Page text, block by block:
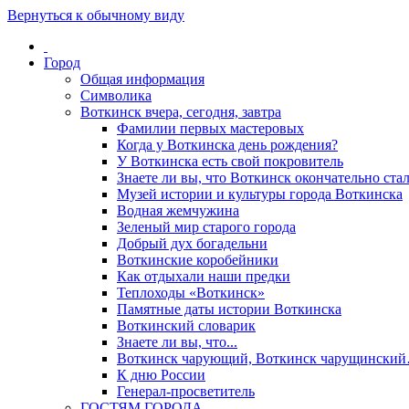
Вернуться к обычному виду
Город
Общая информация
Символика
Воткинск вчера, сегодня, завтра
Фамилии первых мастеровых
Когда у Воткинска день рождения?
У Воткинска есть свой покровитель
Знаете ли вы, что Воткинск окончательно
Музей истории и культуры города Воткинска
Водная жемчужина
Зеленый мир старого города
Добрый дух богадельни
Воткинские коробейники
Как отдыхали наши предки
Теплоходы «Воткинск»
Памятные даты истории Воткинска
Воткинский словарик
Знаете ли вы, что...
Воткинск чарующий, Воткинск
К дню России
Генерал-просветитель